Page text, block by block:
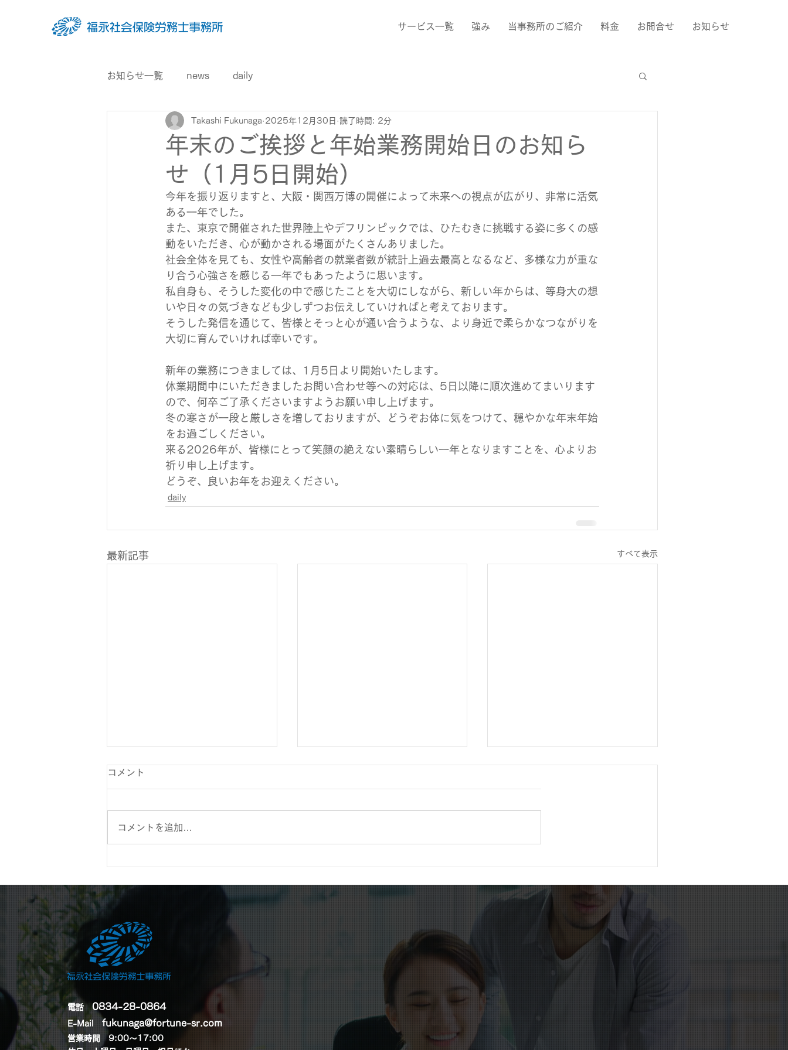
サービス一覧 強み 当事務所のご紹介 料金 お問合せ お知らせ
お知らせ一覧 news daily
年末のご挨拶と年始業務開始日のお知ら
せ（1月5日開始）
Takashi Fukunaga 2025年12月30日 読了時間: 2分
今年を振り返りますと、大阪・関西万博の開催によって未来への視点が広がり、非常に活気
ある一年でした。
また、東京で開催された世界陸上やデフリンピックでは、ひたむきに挑戦する姿に多くの感
動をいただき、心が動かされる場面がたくさんありました。
社会全体を見ても、女性や高齢者の就業者数が統計上過去最高となるなど、多様な力が重な
り合う心強さを感じる一年でもあったように思います。
私自身も、そうした変化の中で感じたことを大切にしながら、新しい年からは、等身大の想
いや日々の気づきなども少しずつお伝えしていければと考えております。
そうした発信を通じて、皆様とそっと心が通い合うような、より身近で柔らかなつながりを
大切に育んでいければ幸いです。
新年の業務につきましては、1月5日より開始いたします。
休業期間中にいただきましたお問い合わせ等への対応は、5日以降に順次進めてまいります
ので、何卒ご了承くださいますようお願い申し上げます。
冬の寒さが一段と厳しさを増しておりますが、どうぞお体に気をつけて、穏やかな年末年始
をお過ごしください。
来る2026年が、皆様にとって笑顔の絶えない素晴らしい一年となりますことを、心よりお
祈り申し上げます。
どうぞ、良いお年をお迎えください。
daily
最新記事 すべて表示
お姉ちゃんの引っ越しを手伝
いながら、3泊4日の旅行を
ビュッフェランチと鳴滝、湖
を1周ウォーキングで締めた
冬の陽だまりに咲くロウバイ
コメント
コメントを追加…
電話0834-28-0864
E-Mail fukunaga@fortune-sr.com
営業時間 9:00～17:00